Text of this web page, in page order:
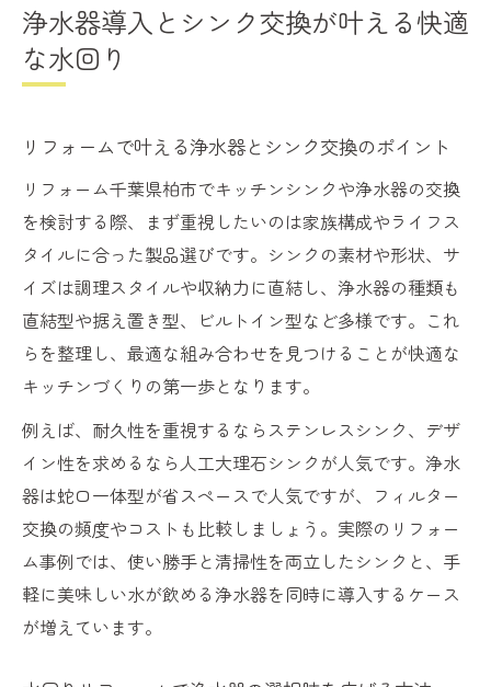
浄水器導入とシンク交換が叶える快適
な水回り
リフォームで叶える浄水器とシンク交換のポイント
リフォーム千葉県柏市でキッチンシンクや浄水器の交換
を検討する際、まず重視したいのは家族構成やライフス
タイルに合った製品選びです。シンクの素材や形状、サ
イズは調理スタイルや収納力に直結し、浄水器の種類も
直結型や据え置き型、ビルトイン型など多様です。これ
らを整理し、最適な組み合わせを見つけることが快適な
キッチンづくりの第一歩となります。
例えば、耐久性を重視するならステンレスシンク、デザ
イン性を求めるなら人工大理石シンクが人気です。浄水
器は蛇口一体型が省スペースで人気ですが、フィルター
交換の頻度やコストも比較しましょう。実際のリフォー
ム事例では、使い勝手と清掃性を両立したシンクと、手
軽に美味しい水が飲める浄水器を同時に導入するケース
が増えています。